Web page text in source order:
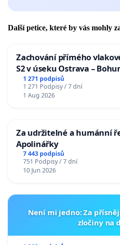
Další petice, které by vás mohly
Zachování přímého
S2 v úseku Ostrava –
u Jablunkova
1 271 podpisů
1 271 Podpisy / 7 dní
1 Aug 2026
Za udržitelné a humánní
Apolinářky
7 443 podpisů
751 Podpisy / 7 dní
10 Jun 2026
Není mi jedno: Za
zločiny na